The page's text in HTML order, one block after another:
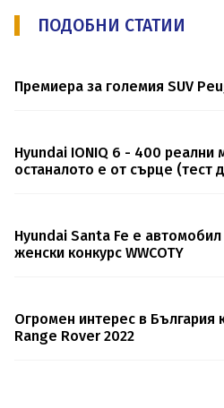
ПОДОБНИ СТАТИИ
Премиера за големия SUV
Hyundai IONIQ 6 - 400 реални
останалото е от сърце (тест
Hyundai Santa Fe е автомобил
женски конкурс WWCOTY
Огромен интерес в
Range Rover 2022